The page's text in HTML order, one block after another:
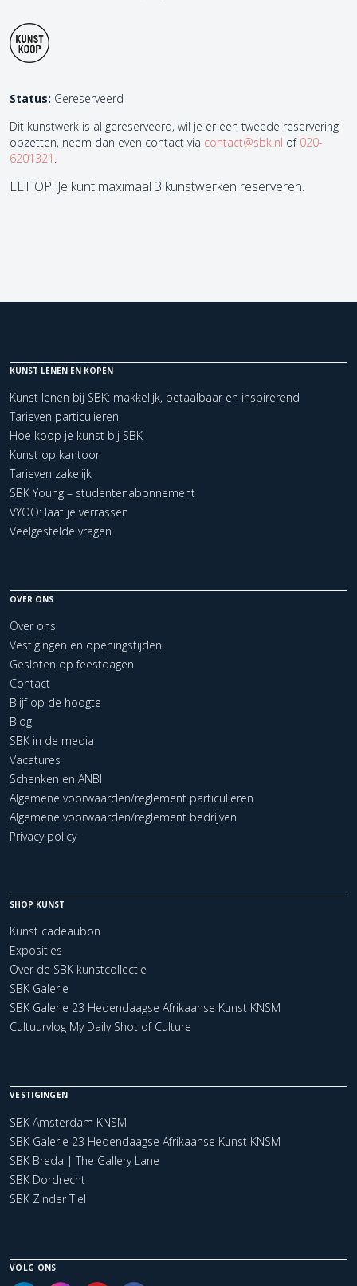
Status: Gereserveerd
Dit kunstwerk is al gereserveerd, wil je er een tweede reservering
opzetten, neem dan even contact via contact@sbk.nl of 020-
6201321
LET OP! Je kunt maximaal 3 kunstwerken reserveren.
KUNST LENEN EN KOPEN
Kunst lenen bij SBK: makkelijk, betaalbaar en inspirerend
Tarieven particulieren
Hoe koop je kunst bij SBK
Kunst op kantoor
Tarieven zakelijk
SBK Young – studentenabonnement
VYOO: laat je verrassen
Veelgestelde vragen
OVER ONS
Over ons
Vestigingen en openingstijden
Gesloten op feestdagen
Contact
Blijf op de hoogte
Blog
SBK in de media
Vacatures
Schenken en ANBI
Algemene voorwaarden/reglement particulieren
Algemene voorwaarden/reglement bedrijven
Privacy policy
SHOP KUNST
Kunst cadeaubon
Exposities
Over de SBK kunstcollectie
SBK Galerie
SBK Galerie 23 Hedendaagse Afrikaanse Kunst KNSM
Cultuurvlog My Daily Shot of Culture
VESTIGINGEN
SBK Amsterdam KNSM
SBK Galerie 23 Hedendaagse Afrikaanse Kunst KNSM
SBK Breda | The Gallery Lane
SBK Dordrecht
SBK Zinder Tiel
VOLG ONS